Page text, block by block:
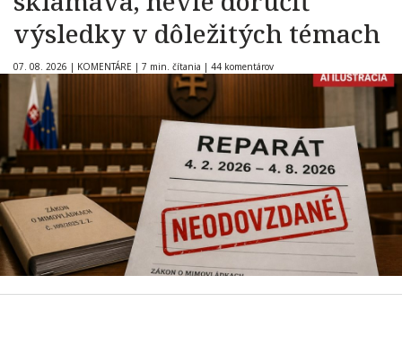
výsledky v dôležitých témach
07. 08. 2026 | KOMENTÁRE | 7 min. čítania | 44 komentárov